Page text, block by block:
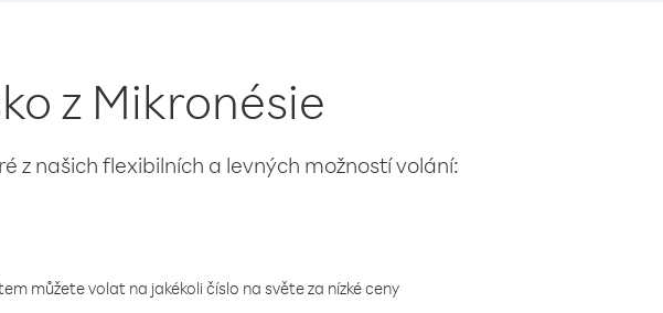
z Mikronésie
z našich flexibilních a levných možností volání:
můžete volat na jakékoli číslo na světe za nízké ceny